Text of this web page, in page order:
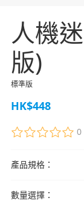
人機
版)
標準版
HK$448
0
產品規格：
數量選擇：